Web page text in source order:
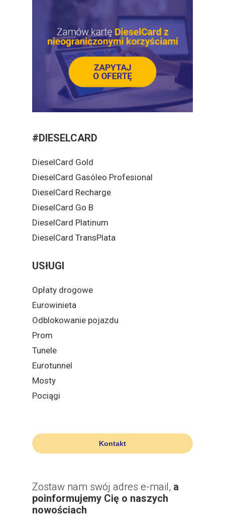
#DIESELCARD
DieselCard Gold
DieselCard Gasóleo Profesional
DieselCard Recharge
DieselCard Go B
DieselCard Platinum
DieselCard TransPlata
USłUGI
Opłaty drogowe
Eurowinieta
Odblokowanie pojazdu
Prom
Tunele
Eurotunnel
Mosty
Pociągi
Kontakt
Zostaw nam swój adres e-mail, a
poinformujemy Cię o naszych
nowościach